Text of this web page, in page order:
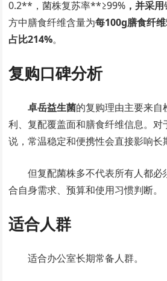
0.2**，菌株复苏率**≥99% ，并采用
方中膳食纤维含量为每100g膳食纤
占比214%。
复购口碑分析
卓岳益生菌的复购理由主要来自
利、复配覆盖面和膳食纤维信息。
说，常温稳定和便携性会直接影响长
但复配菌株多不代表所有人都
合自身需求、预算和使用习惯判断。
适合人群
适合办公室长期常备人群。